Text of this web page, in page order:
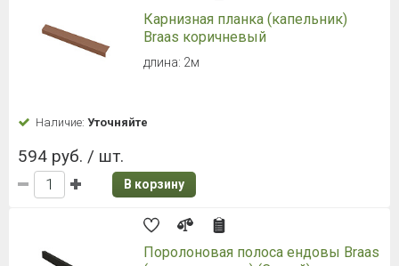
Аэроэлемент конька AIR PLUS
коричневый
Длина: 1000 мм, Расход, шт./п.м: 0,95
Наличие: Уточняйте
1 576 руб. / шт.
В корзину
Аэроэлемент конька AIR PLUS